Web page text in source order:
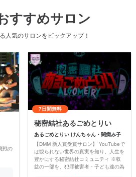
すすめサロン
人気のサロンをピックアップ！
戦の
7日間無料
秘密結社あるごめとりい
あるごめとりい けんちゃん・闇病み子
【DMM 新人賞受賞サロン】 YouTubeで
は観られない世界の真実を知り、人生を
豊かにする秘密結社コミュニティ ※収
益の一部を、犯罪被害者・子ども達の為